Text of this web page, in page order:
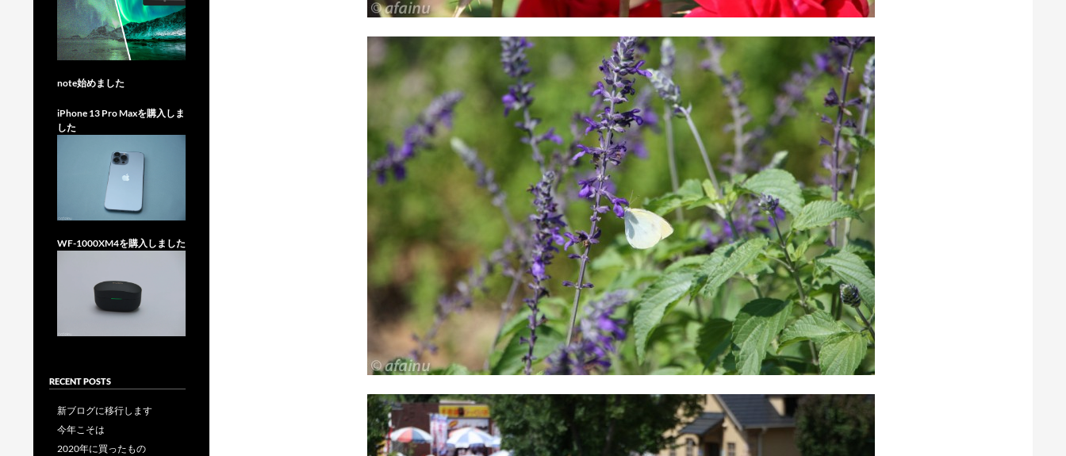
note始めました
iPhone 13 Pro Maxを購入しま
した
WF-1000XM4を購入しました
RECENT POSTS
新ブログに移行します
今年こそは
2020年に買ったもの